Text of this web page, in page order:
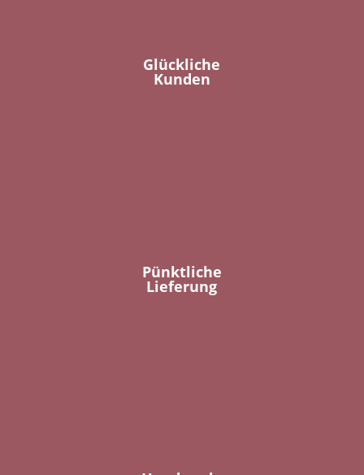
Glückliche
Kunden
Pünktliche
Lieferung